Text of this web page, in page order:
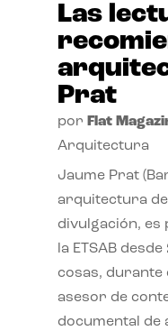
Las
Prat
por Flat
Arquitectura
Jaume Prat
arquitectura
divulgación, es
la ETSAB
cosas,
asesor de
documental de